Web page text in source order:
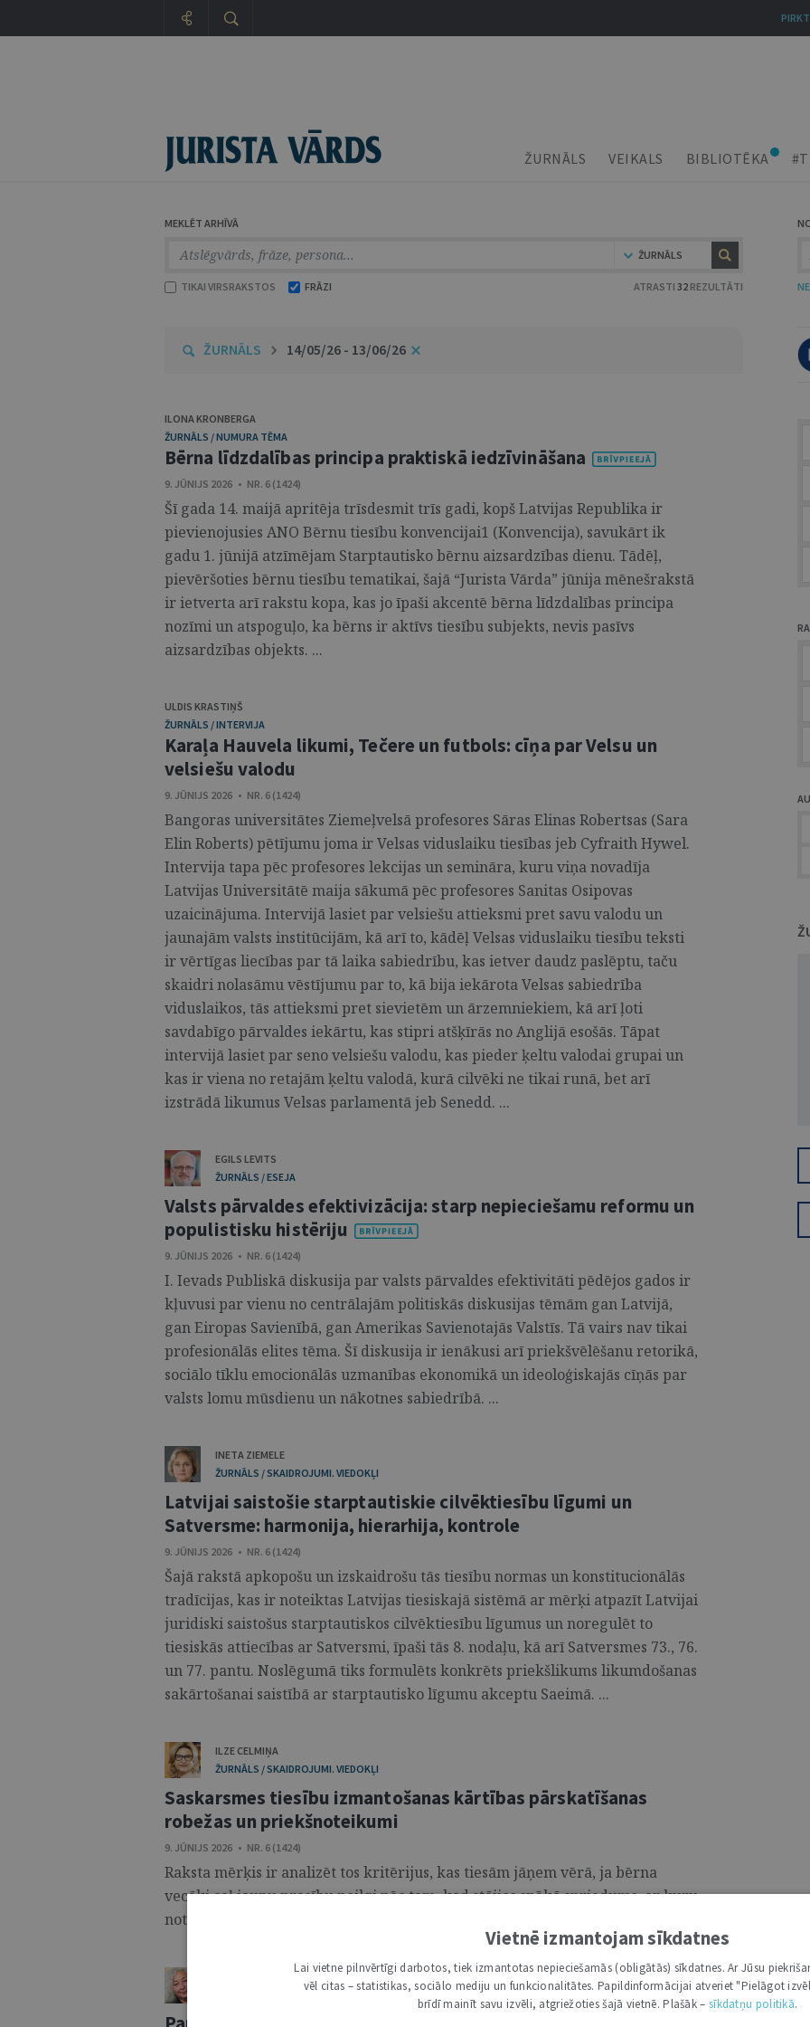
ŽURNĀLS VEIKALS BIBLIOTĒKA
MEKLĒT ARHĪVĀ
ŽURNĀLS
TIKAI VIRSRAKSTOS FRĀZI ATRASTI 32 REZULTĀTI
ŽURNĀLS 14/05/26 - 13/06/26
ILONA KRONBERGA
ŽURNĀLS / NUMURA TĒMA
Bērna līdzdalības principa praktiskā iedzīvināšana
9. JŪNIJS 2026 • NR. 6 (1424)
Šī gada 14. maijā apritēja trīsdesmit trīs gadi, kopš Latvijas Republika ir
pievienojusies ANO Bērnu tiesību konvencijai1 (Konvencija), savukārt ik
gadu 1. jūnijā atzīmējam Starptautisko bērnu aizsardzības dienu. Tādēļ,
pievēršoties bērnu tiesību tematikai, šajā “Jurista Vārda” jūnija mēnešrakstā
ir ietverta arī rakstu kopa, kas jo īpaši akcentē bērna līdzdalības principa
nozīmi un atspoguļo, ka bērns ir aktīvs tiesību subjekts, nevis pasīvs
aizsardzības objekts. ...
ULDIS KRASTIŅŠ
ŽURNĀLS / INTERVIJA
Karaļa Hauvela likumi, Tečere un futbols: cīņa par Velsu un
velsiešu valodu
9. JŪNIJS 2026 • NR. 6 (1424)
Bangoras universitātes Ziemeļvelsā profesores Sāras Elinas Robertsas (Sara
Elin Roberts) pētījumu joma ir Velsas viduslaiku tiesības jeb Cyfraith Hywel.
Intervija tapa pēc profesores lekcijas un semināra, kuru viņa novadīja
Latvijas Universitātē maija sākumā pēc profesores Sanitas Osipovas
uzaicinājuma. Intervijā lasiet par velsiešu attieksmi pret savu valodu un
jaunajām valsts institūcijām, kā arī to, kādēļ Velsas viduslaiku tiesību teksti
ir vērtīgas liecības par tā laika sabiedrību, kas ietver daudz paslēptu, taču
skaidri nolasāmu vēstījumu par to, kā bija iekārota Velsas sabiedrība
viduslaikos, tās attieksmi pret sievietēm un ārzemniekiem, kā arī ļoti
savdabīgo pārvaldes iekārtu, kas stipri atšķīrās no Anglijā esošās. Tāpat
intervijā lasiet par seno velsiešu valodu, kas pieder ķeltu valodai grupai un
kas ir viena no retajām ķeltu valodā, kurā cilvēki ne tikai runā, bet arī
izstrādā likumus Velsas parlamentā jeb Senedd. ...
EGILS LEVITS
ŽURNĀLS / ESEJA
Valsts pārvaldes efektivizācija: starp nepieciešamu reformu un
populistisku histēriju
9. JŪNIJS 2026 • NR. 6 (1424)
I. Ievads Publiskā diskusija par valsts pārvaldes efektivitāti pēdējos gados ir
kļuvusi par vienu no centrālajām politiskās diskusijas tēmām gan Latvijā,
gan Eiropas Savienībā, gan Amerikas Savienotajās Valstīs. Tā vairs nav tikai
profesionālās elites tēma. Šī diskusija ir ienākusi arī priekšvēlēšanu retorikā,
sociālo tīklu emocionālās uzmanības ekonomikā un ideoloģiskajās cīņās par
valsts lomu mūsdienu un nākotnes sabiedrībā. ...
INETA ZIEMELE
ŽURNĀLS / SKAIDROJUMI. VIEDOKĻI
Latvijai saistošie starptautiskie cilvēktiesību līgumi un
Satversme: harmonija, hierarhija, kontrole
9. JŪNIJS 2026 • NR. 6 (1424)
Šajā rakstā apkopošu un izskaidrošu tās tiesību normas un konstitucionālās
tradīcijas, kas ir noteiktas Latvijas tiesiskajā sistēmā ar mērķi atpazīt Latvijai
juridiski saistošus starptautiskos cilvēktiesību līgumus un noregulēt to
tiesiskās attiecības ar Satversmi, īpaši tās 8. nodaļu, kā arī Satversmes 73., 76.
un 77. pantu. Noslēgumā tiks formulēts konkrēts priekšlikums likumdošanas
sakārtošanai saistībā ar starptautisko līgumu akceptu Saeimā. ...
ILZE CELMIŅA
ŽURNĀLS / SKAIDROJUMI. VIEDOKĻI
Saskarsmes tiesību izmantošanas kārtības pārskatīšanas
robežas un priekšnoteikumi
9. JŪNIJS 2026 • NR. 6 (1424)
Raksta mērķis ir analizēt tos kritērijus, kas tiesām jāņem vērā, ja bērna
vecāki ceļ jaunu prasību neilgi pēc tam, kad stājies spēkā spriedums, ar kuru
noteikta saskarsmes tiesību izmantošanas kārtība ar bērnu. ...
ILONA KRONBERGA
ŽURNĀLS / SKAIDROJUMI. VIEDOKĻI
PIRKT
Vietnē izmantojam sīkdatnes
Lai vietne pilnvērtīgi darbotos, tiek izmantotas nepieciešamās (obligātās) sīkdatnes. Ar Jūsu
vēl citas – statistikas, sociālo mediju un funkcionalitātes. Papildinformācijai atveriet "Pielāgot
brīdī mainīt savu izvēli, atgriežoties šajā vietnē. Plašāk – sīkdatņu politikā.